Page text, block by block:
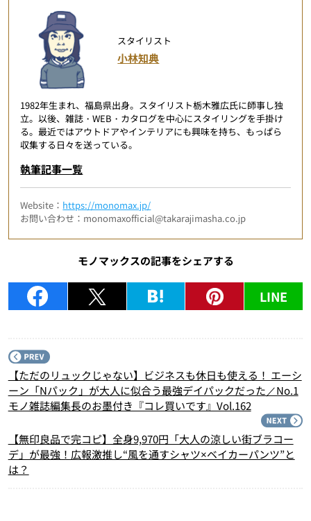
スタイリスト
小林知典
1982年生まれ、福島県出身。スタイリスト栃木雅広氏に師事し独
立。以後、雑誌・WEB・カタログを中心にスタイリングを手掛け
る。最近ではアウトドアやインテリアにも興味を持ち、もっぱら
収集する日々を送っている。
執筆記事一覧
Website： https://monomax.jp/
お問い合わせ：monomaxofficial@takarajimasha.co.jp
モノマックスの記事をシェアする
LINE
【ただのリュックじゃない】ビジネスも休日も使える！ エーシ
ーン「Nパック」が大人に似合う最強デイパックだった／No.1
モノ雑誌編集長のお墨付き『コレ買いです』Vol.162
【無印良品で完コピ】全身9,970円「大人の涼しい街ブラコー
デ」が最強！広報激推し“風を通すシャツ×ベイカーパンツ”と
は？